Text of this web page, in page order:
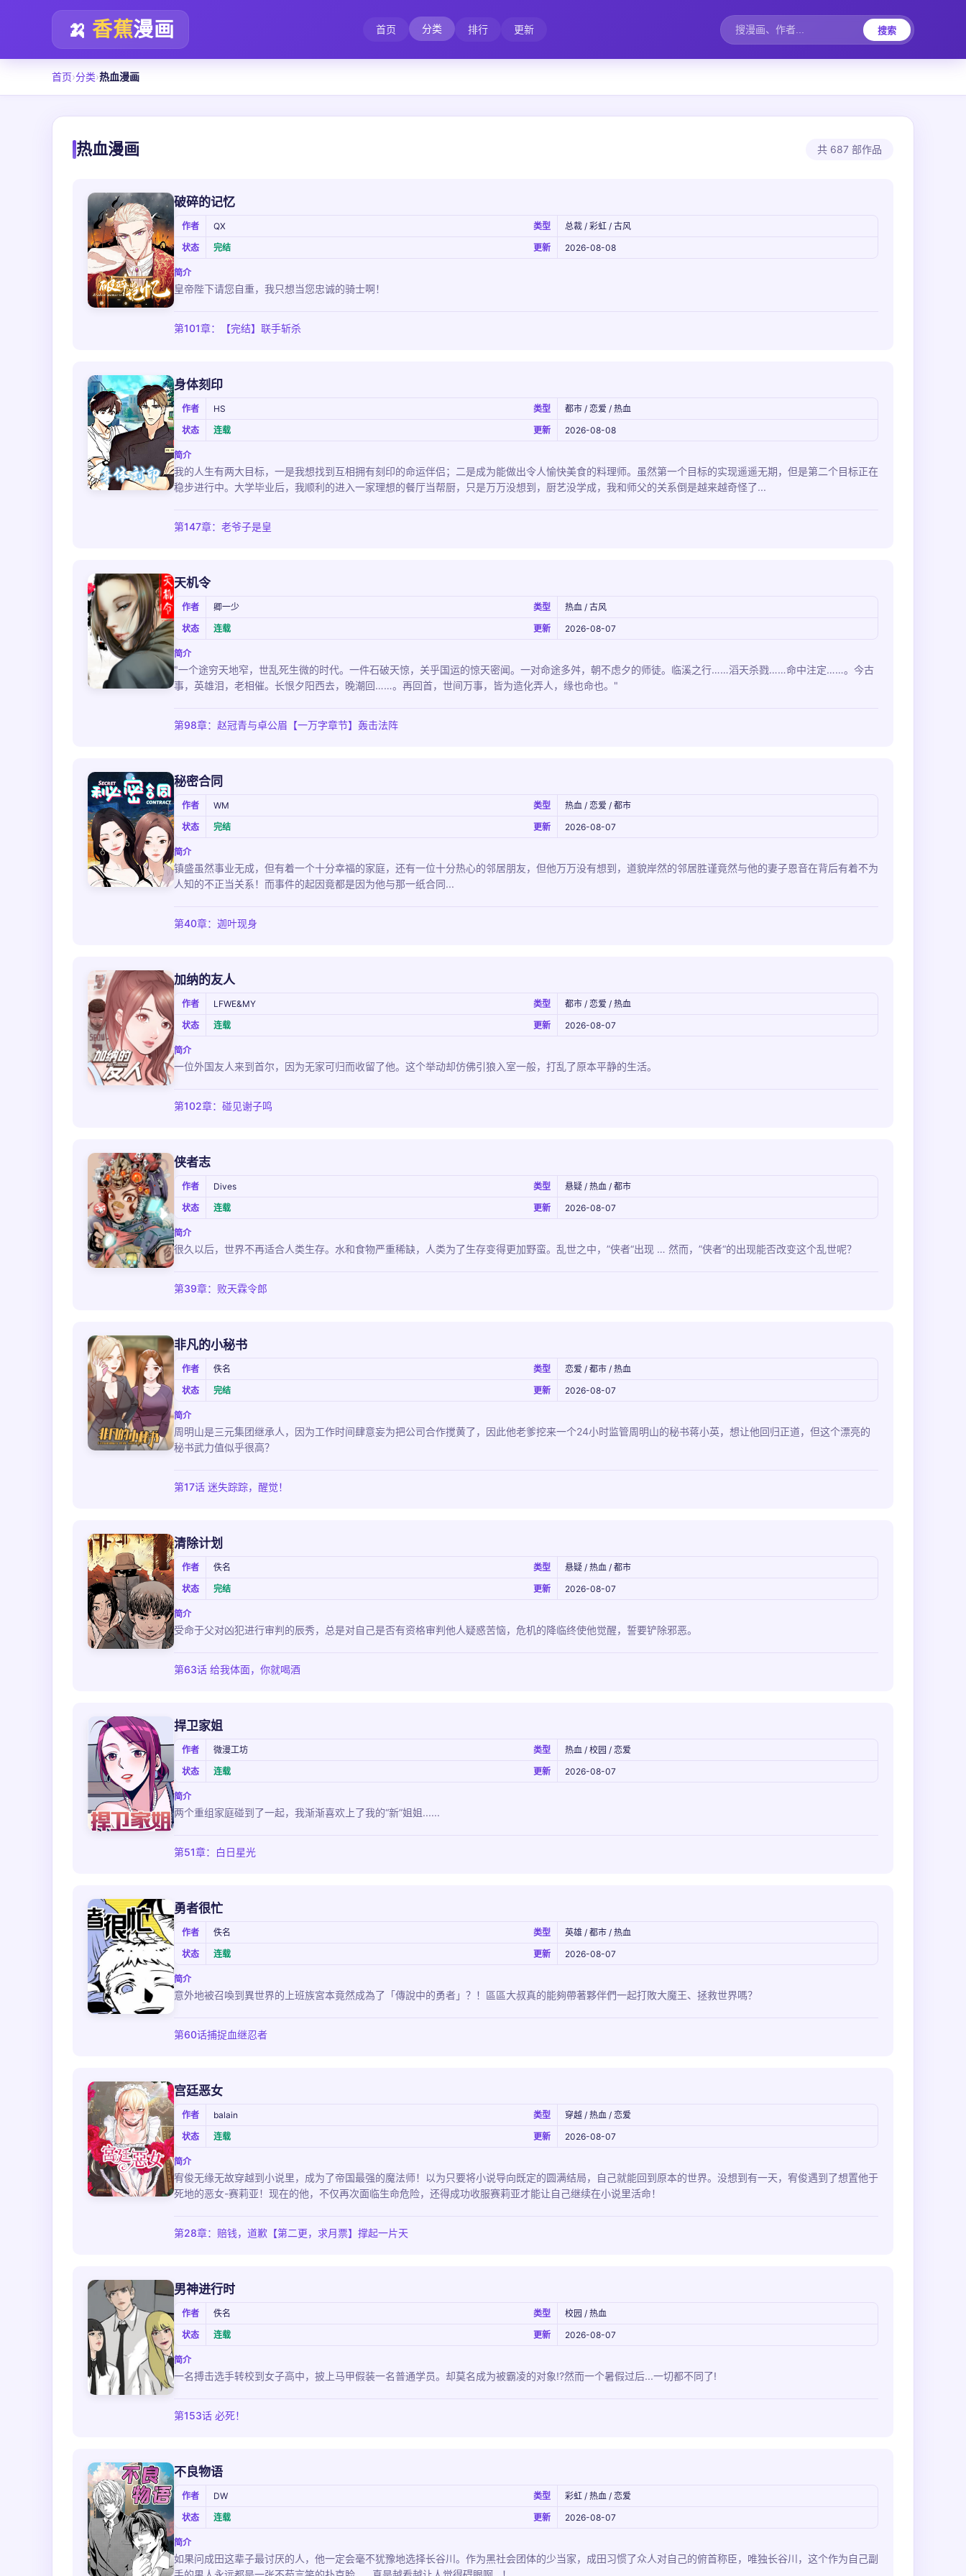
🍌 香蕉漫画 首页 分类 排行 更新 搜索
首页›分类›热血漫画
热血漫画 共 687 部作品
破碎的记忆
作者 QX 类型
总裁 / 彩虹 / 古风
状态
完结 更新 2026-08-08
简介
皇帝陛下请您自重，我只想当您忠诚的骑士啊！
第101章：【完结】联手斩杀
身体刻印
作者 HS 类型
都市 / 恋爱 / 热血
状态
连载 更新 2026-08-08
简介
我的人生有两大目标，一是我想找到互相拥有刻印的命运伴侣；二是成为能做出令人愉快美食的料理师。虽然第一个目标的实现遥遥无期，但是第二个目标正在
稳步进行中。大学毕业后，我顺利的进入一家理想的餐厅当帮厨，只是万万没想到，厨艺没学成，我和师父的关系倒是越来越奇怪了...
第147章：老爷子是皇
天机令
作者 卿一少 类型
热血 / 古风
状态
连载 更新 2026-08-07
简介
"一个途穷天地窄，世乱死生微的时代。一件石破天惊，关乎国运的惊天密闻。一对命途多舛，朝不虑夕的师徒。临溪之行……滔天杀戮……命中注定……。今古
事，英雄泪，老相催。长恨夕阳西去，晚潮回……。再回首，世间万事，皆为造化弄人，缘也命也。"
第98章：赵冠青与卓公眉【一万字章节】轰击法阵
秘密合同
作者 WM 类型
热血 / 恋爱 / 都市
状态
完结 更新 2026-08-07
简介
镇盛虽然事业无成，但有着一个十分幸福的家庭，还有一位十分热心的邻居朋友，但他万万没有想到，道貌岸然的邻居胜谨竟然与他的妻子恩音在背后有着不为
人知的不正当关系！而事件的起因竟都是因为他与那一纸合同...
第40章：迦叶现身
加纳的友人
作者 LFWE&MY 类型
都市 / 恋爱 / 热血
状态
连载 更新 2026-08-07
简介
一位外国友人来到首尔，因为无家可归而收留了他。这个举动却仿佛引狼入室一般，打乱了原本平静的生活。
第102章：碰见谢子鸣
侠者志
作者 Dives 类型
悬疑 / 热血 / 都市
状态
连载 更新 2026-08-07
简介
很久以后，世界不再适合人类生存。水和食物严重稀缺，人类为了生存变得更加野蛮。乱世之中，”侠者“出现 … 然而，”侠者“的出现能否改变这个乱世呢？
第39章：败天霖令郎
非凡的小秘书
作者 佚名 类型
恋爱 / 都市 / 热血
状态
完结 更新 2026-08-07
简介
周明山是三元集团继承人，因为工作时间肆意妄为把公司合作搅黄了，因此他老爹挖来一个24小时监管周明山的秘书蒋小英，想让他回归正道，但这个漂亮的
秘书武力值似乎很高？
第17话 迷失踪踪，醒觉！
清除计划
作者 佚名 类型
悬疑 / 热血 / 都市
状态
完结 更新 2026-08-07
简介
受命于父对凶犯进行审判的辰秀，总是对自己是否有资格审判他人疑惑苦恼，危机的降临终使他觉醒，誓要铲除邪恶。
第63话 给我体面，你就喝酒
捍卫家姐
作者 微漫工坊 类型
热血 / 校园 / 恋爱
状态
连载 更新 2026-08-07
简介
两个重组家庭碰到了一起，我渐渐喜欢上了我的“新”姐姐......
第51章：白日星光
勇者很忙
作者 佚名 类型
英雄 / 都市 / 热血
状态
连载 更新 2026-08-07
简介
意外地被召喚到異世界的上班族宮本竟然成為了「傳說中的勇者」？！區區大叔真的能夠帶著夥伴們一起打敗大魔王、拯救世界嗎？
第60话捕捉血继忍者
宫廷恶女
作者 balain 类型
穿越 / 热血 / 恋爱
状态
连载 更新 2026-08-07
简介
宥俊无缘无故穿越到小说里，成为了帝国最强的魔法师！以为只要将小说导向既定的圆满结局，自己就能回到原本的世界。没想到有一天，宥俊遇到了想置他于
死地的恶女-赛莉亚！现在的他，不仅再次面临生命危险，还得成功收服赛莉亚才能让自己继续在小说里活命！
第28章：赔钱，道歉【第二更，求月票】撑起一片天
男神进行时
作者 佚名 类型
校园 / 热血
状态
连载 更新 2026-08-07
简介
一名搏击选手转校到女子高中，披上马甲假装一名普通学员。却莫名成为被霸凌的对象!?然而一个暑假过后...一切都不同了!
第153话 必死！
不良物语
作者 DW 类型
彩虹 / 热血 / 恋爱
状态
连载 更新 2026-08-07
简介
如果问成田这辈子最讨厌的人，他一定会毫不犹豫地选择长谷川。作为黑社会团体的少当家，成田习惯了众人对自己的俯首称臣，唯独长谷川，这个作为自己副